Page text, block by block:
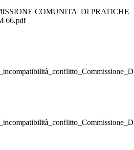
COMUNITA' DI PRATICHE
66.pdf